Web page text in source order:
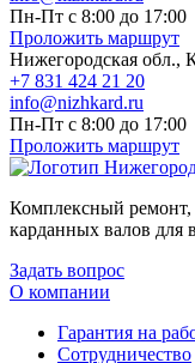
Пн-Пт с 8:00 до 17:00
Проложить маршрут
Нижегородская обл.,
+7 831 424 21 20
info@nizhkard.ru
Пн-Пт с 8:00 до 17:00
Проложить маршрут
Комплексный ремонт,
карданных валов для
Задать вопрос
О компании
Гарантия на
Сотрудничество